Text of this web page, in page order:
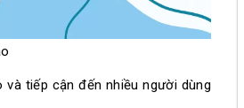
tiếp cận đến nhiều người dùng